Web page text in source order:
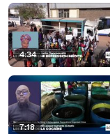
4:34
7:18